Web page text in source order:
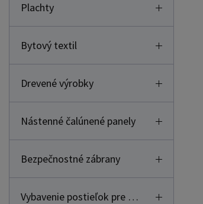
Plachty
Bytový textil
Drevené výrobky
Nástenné čalúnené panely
Bezpečnostné zábrany
Vybavenie postieľok pre deti